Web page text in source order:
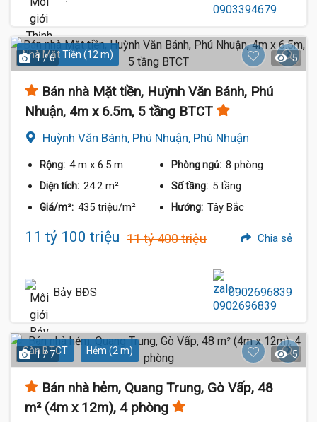
Nhà Mặt Tiền (12 m)
1 / 6 5
Bán nhà Mặt tiền, Huỳnh Văn Bánh, Phú
Nhuận, 4m x 6.5m, 5 tầng BTCT
Huỳnh Văn Bánh, Phú Nhuận, Phú Nhuận
Rộng: 4 m x 6.5 m Phòng ngủ: 8 phòng
Diện tích: 24.2 m² Số tầng: 5 tầng
Giá/m²: 435 triệu/m² Hướng: Tây Bắc
11 tỷ 100 triệu 11 tỷ 400 triệu Chia sẻ
Bảy BĐS 0902696839
Sàn BTCT Hẻm (2 m)
1 / 7 5
Bán nhà hẻm, Quang Trung, Gò Vấp, 48
m² (4m x 12m), 4 phòng